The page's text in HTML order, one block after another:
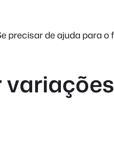
precisar de ajuda para o